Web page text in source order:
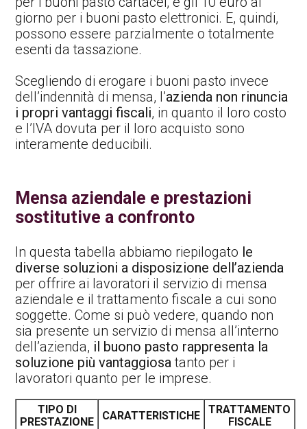
giorno per i buoni pasto elettronici. E, quindi,
possono essere parzialmente o totalmente
esenti da tassazione.
Scegliendo di erogare i buoni pasto invece
dell’indennità di mensa, l’azienda non rinuncia
i propri vantaggi fiscali, in quanto il loro costo
e l’IVA dovuta per il loro acquisto sono
interamente deducibili.
Mensa aziendale e prestazioni
sostitutive a confronto
In questa tabella abbiamo riepilogato le
diverse soluzioni a disposizione dell’azienda
per offrire ai lavoratori il servizio di mensa
aziendale e il trattamento fiscale a cui sono
soggette. Come si può vedere, quando non
sia presente un servizio di mensa all’interno
dell’azienda, il buono pasto rappresenta la
soluzione più vantaggiosa tanto per i
lavoratori quanto per le imprese.
TIPO DI
PRESTAZIONE
CARATTERISTICHE
TRATTAMENTO
FISCALE